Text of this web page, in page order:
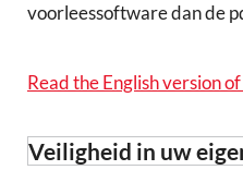
voorleessoftware dan de
Read the English version
Veiligheid in uw